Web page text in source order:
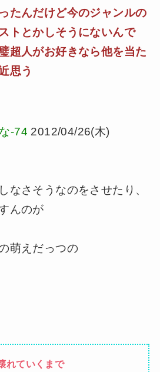
たんだけど今のジャンルの
トとかしそうにないんで
超人がお好きなら他を当た
思う
-74 2012/04/26(木)
なさそうなのをさせたり、
んのが
萌えだっつの
れていくまで